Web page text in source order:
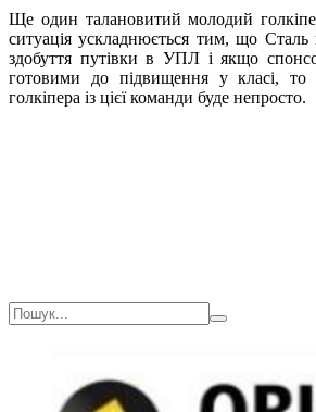
Ще один талановитий молодий
ситуація ускладнюється тим, що Сталь
здобуття путівки в УПЛ і якщо
готовими до підвищення у класі, то
голкіпера із цієї команди буде непросто.